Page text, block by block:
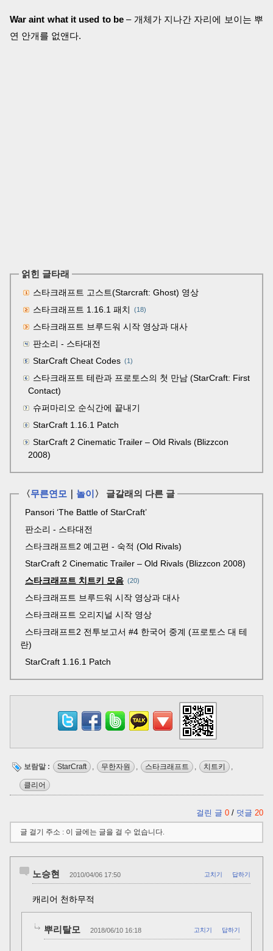
War aint what it used to be – 개체가 지나간 자리에 보이는 뿌
연 안개를 없앤다.
얽힌 글타래
스타크래프트 고스트(Starcraft: Ghost) 영상
스타크래프트 1.16.1 패치
(18)
스타크래프트 브루드워 시작 영상과 대사
판소리 - 스타대전
StarCraft Cheat Codes (1)
스타크래프트 테란과 프로토스의 첫 만남 (StarCraft: First
Contact)
슈퍼마리오 순식간에 끝내기
StarCraft 1.16.1 Patch
StarCraft 2 Cinematic Trailer – Old Rivals (Blizzcon
2008)
〈무른연모 놀이 〉 글갈래의 다른 글
Pansori ‘The Battle of StarCraft’
판소리 - 스타대전
스타크래프트2 예고편 - 숙적 (Old Rivals)
StarCraft 2 Cinematic Trailer – Old Rivals (Blizzcon 2008)
스타크래프트 치트키 모음
20
스타크래프트 브루드워 시작 영상과 대사
스타크래프트 오리지널 시작 영상
스타크래프트2 전투보고서 #4 한국어 중계 (프로토스 대 테
란)
StarCraft 1.16.1 Patch
보람말 : StarCraft , 무한자원 , 스타크래프트 , 치트키 ,
클리어
걸린 글 0 / 덧글 20
글 걸기 주소 : 이 글에는 글을 걸 수 없습니다.
노승현 2010/04/06 17:50 고치기 답하기
캐리어 천하무적
뿌리탈모 2018/06/10 16:18 고치기 답하기